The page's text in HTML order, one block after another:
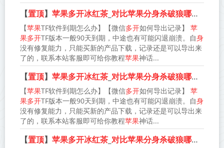
【置顶】 苹果多开冰红茶 对比苹果分身杀破狼哪款更防封
【苹果TF软件到期怎么办】【微信多开如何导出记录】 苹
果多开TF版本一般90天到期，中途也有可能闪退崩溃。自身
没有修复能力，只能买新的产品下载，记录还是可以导出来
了的，联系本站客服即可给你教程苹果神话...
【置顶】 苹果多开冰红茶 对比苹果分身杀破狼哪款更防封
【苹果TF软件到期怎么办】【微信多开如何导出记录】 苹
果多开TF版本一般90天到期，中途也有可能闪退崩溃。自身
没有修复能力，只能买新的产品下载，记录还是可以导出来
了的，联系本站客服即可给你教程苹果神话...
【置顶】 苹果多开冰红茶 对比苹果分身杀破狼哪款更防封